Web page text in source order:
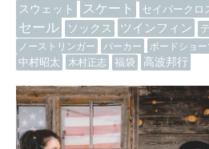
スウェット スケート セイバークロ
セール ソックス ツインフィン
ノーストリンガー パーカー ボードショー
中村昭太 木村正志 福袋 高波邦行